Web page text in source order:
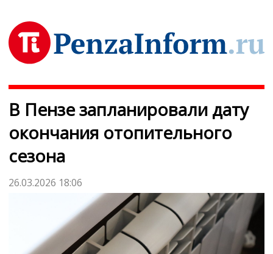
В Пензе запланировали дату
окончания отопительного
сезона
26.03.2026 18:06